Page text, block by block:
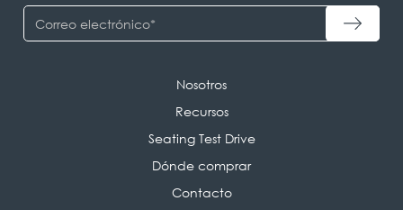
Nosotros
Recursos
Seating Test Drive
Dónde comprar
Contacto